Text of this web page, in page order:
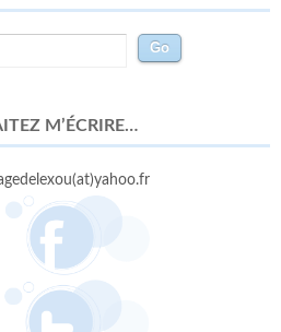
M’ÉCRIRE…